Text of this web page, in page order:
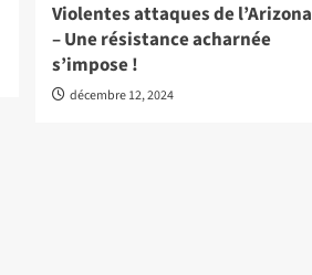
Violentes attaques de l’Arizona
– Une résistance acharnée
s’impose !
décembre 12, 2024